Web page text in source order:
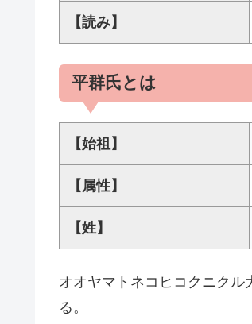
【読み】
平群氏とは
【始祖】
【属性】
【姓】
オオヤマトネコヒコクニク
る。